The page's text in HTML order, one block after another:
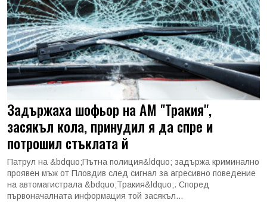
Задържаха шофьор на АМ "Тракия",
засякъл кола, принудил я да спре и
потрошил стъклата й
Патрул на &bdquo;Пътна полиция&ldquo; задържа криминално
проявен мъж от Пловдив след сигнал за агресивно поведение
на автомагистрала &bdquo;Тракия&ldquo;. Според
първоначалната информация той засякъл...